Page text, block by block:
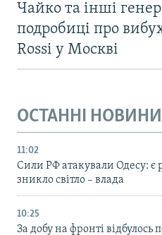
Чайко та інші
подробиці про
Rossi у Москві
ОСТАННІ НОВИНИ
11:02
Сили РФ атакували Одесу: є
зникло світло – влада
10:25
За добу на фронті